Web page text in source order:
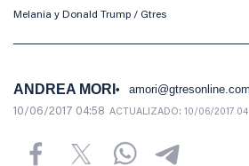
Melania y Donald Trump / Gtres
ANDREA MORI amori@gtresonline.com
10/06/2017 04:58 ACTUALIZADO: 10/06/2017